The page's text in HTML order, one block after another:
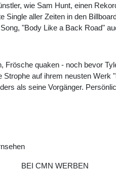
wie Sam Hunt, einen
Single aller Zeiten in den
"Body Like a Back Road"
Frösche quaken - noch bevor
Strophe auf ihrem neusten
als seine Vorgänger.
BEI CMN WERBEN